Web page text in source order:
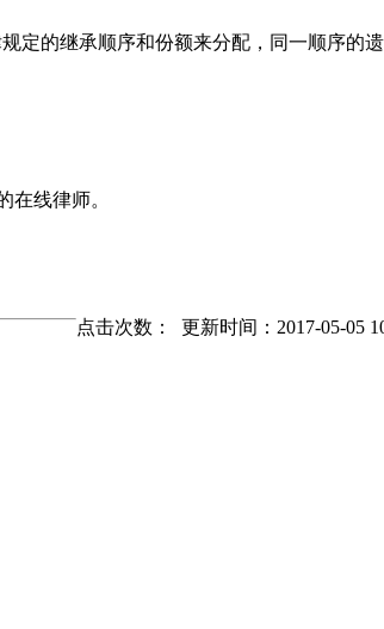
定的继承顺序和份额来分配，同一顺序的
在线律师。
点击次数： 更新时间：2017-05-05